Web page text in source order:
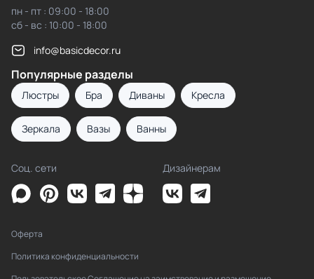
пн - пт : 09:00 - 18:00
сб - вс : 10:00 - 18:00
info@basicdecor.ru
Популярные разделы
Люстры Бра Диваны Кресла
Зеркала Вазы Ванны
Соц. сети Дизайнерам
Оферта
Политика конфиденциальности